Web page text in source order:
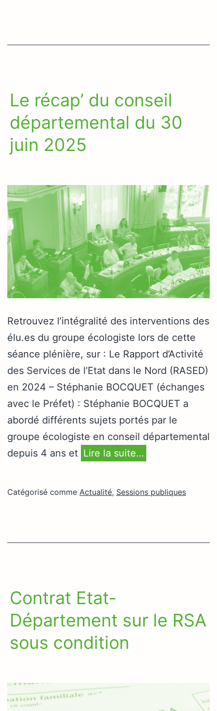
Le récap’ du conseil
départemental du 30
juin 2025
Retrouvez l’intégralité des interventions des
élu.es du groupe écologiste lors de cette
séance plénière, sur : Le Rapport d’Activité
des Services de l’Etat dans le Nord (RASED)
en 2024 – Stéphanie BOCQUET (échanges
avec le Préfet) : Stéphanie BOCQUET a
abordé différents sujets portés par le
groupe écologiste en conseil départemental
depuis 4 ans et Lire la suite…
Catégorisé comme Actualité, Sessions publiques
Contrat Etat-
Département sur le RSA
sous condition